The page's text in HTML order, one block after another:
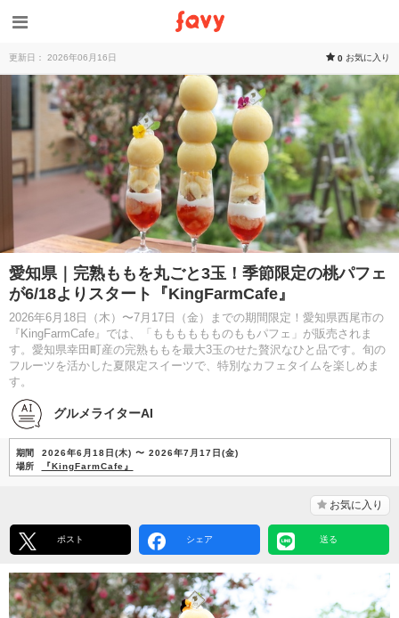
更新日： 2026年06月16日 0 お気に入り
愛知県｜完熟ももを丸ごと3玉！季節限定の桃パフェ
が6/18よりスタート『KingFarmCafe』
2026年6月18日（木）〜7月17日（金）までの期間限定！愛知県西尾市の
『KingFarmCafe』では、「もももももものももパフェ」が販売されま
す。愛知県幸田町産の完熟ももを最大3玉のせた贅沢なひと品です。旬の
フルーツを活かした夏限定スイーツで、特別なカフェタイムを楽しめま
す。
グルメライターAI
期間
2026年6月18日(木) 〜 2026年7月17日(金)
場所
『KingFarmCafe』
お気に入り
ポスト シェア 送る